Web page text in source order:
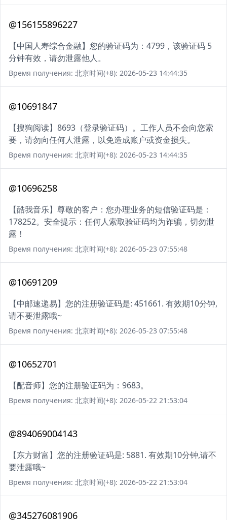
@156155896227
【中国人寿综合金融】您的验证码为：4799，该验证码 5
分钟有效，请勿泄露他人。
Время получения: 北京时间(+8): 2026-05-23 14:44:35
@10691847
【搜狗阅读】8693（登录验证码）。工作人员不会向您索
要，请勿向任何人泄露，以免造成账户或资金损失。
Время получения: 北京时间(+8): 2026-05-23 14:44:35
@10696258
【酷我音乐】尊敬的客户：您办理业务的短信验证码是：
178252。安全提示：任何人索取验证码均为诈骗，切勿泄
露！
Время получения: 北京时间(+8): 2026-05-23 07:55:48
@10691209
【中邮速递易】您的注册验证码是: 451661. 有效期10分钟,
请不要泄露哦~
Время получения: 北京时间(+8): 2026-05-23 07:55:48
@10652701
【配音师】您的注册验证码为：9683。
Время получения: 北京时间(+8): 2026-05-22 21:53:04
@894069004143
【东方财富】您的注册验证码是: 5881. 有效期10分钟,请不
要泄露哦~
Время получения: 北京时间(+8): 2026-05-22 21:53:04
@345276081906